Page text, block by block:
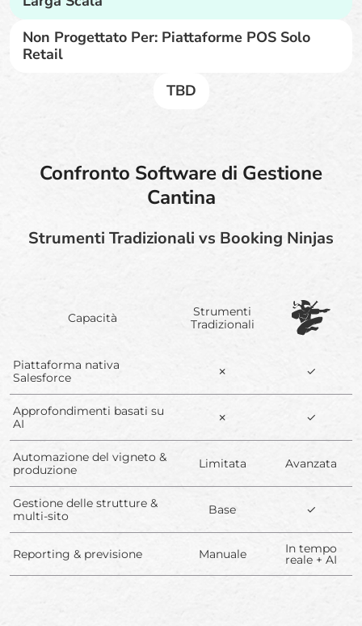
Non Progettato Per: Piattaforme POS Solo
Retail
TBD
Confronto Software di Gestione
Cantina
Strumenti Tradizionali vs Booking Ninjas
Capacità
Strumenti
Tradizionali
Piattaforma nativa
Salesforce
✗ ✓
Approfondimenti basati su
AI
✗ ✓
Automazione del vigneto &
produzione
Limitata Avanzata
Gestione delle strutture &
multi-sito
Base ✓
Reporting & previsione Manuale In tempo
reale + AI